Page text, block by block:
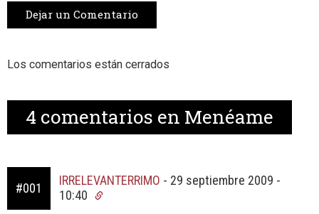
Dejar un Comentario
Los comentarios están cerrados
4 comentarios en Menéame
#001
IRRELEVANTERRIMO - 29 septiembre 2009 -
10:40